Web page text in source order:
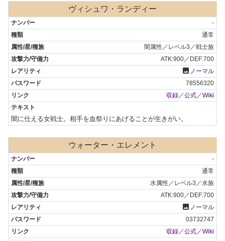
ヴィシュワ・ランディー
-
通常
闇属性／レベル3／戦士族
ATK:900／DEF:700
photo ノーマル
78556320
収録／公式／Wiki
闇に仕える女戦士。相手を血祭りにあげることが生きがい。
ウォーター・エレメント
-
通常
水属性／レベル3／水族
ATK:900／DEF:700
photo ノーマル
03732747
収録 ／公式 ／Wiki